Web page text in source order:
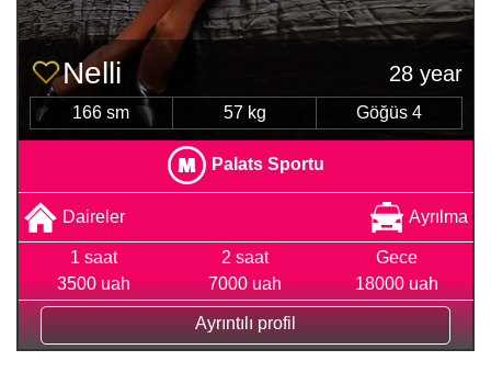
Nelli 28 year
166 sm 57 kg Göğüs 4
Palats Sportu
Daireler Ayrılma
1 saat
3500 uah
2 saat
7000 uah
Gece
18000 uah
Ayrıntılı profil